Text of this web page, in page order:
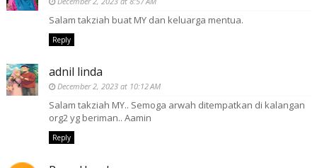
Salam takziah buat MY dan keluarga mentua.
Reply
adnil linda
December 2, 2023 at 10:12 AM
Salam takziah MY.. Semoga arwah ditempatkan di kalangan
org2 yg beriman.. Aamin
Reply